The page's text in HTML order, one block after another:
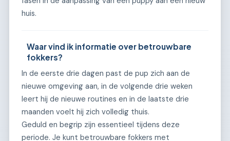
huis.
Waar vind ik informatie over betrouwbare
fokkers?
In de eerste drie dagen past de pup zich aan de
nieuwe omgeving aan, in de volgende drie weken
leert hij de nieuwe routines en in de laatste drie
maanden voelt hij zich volledig thuis.
Geduld en begrip zijn essentieel tijdens deze
periode. Je kunt betrouwbare fokkers met